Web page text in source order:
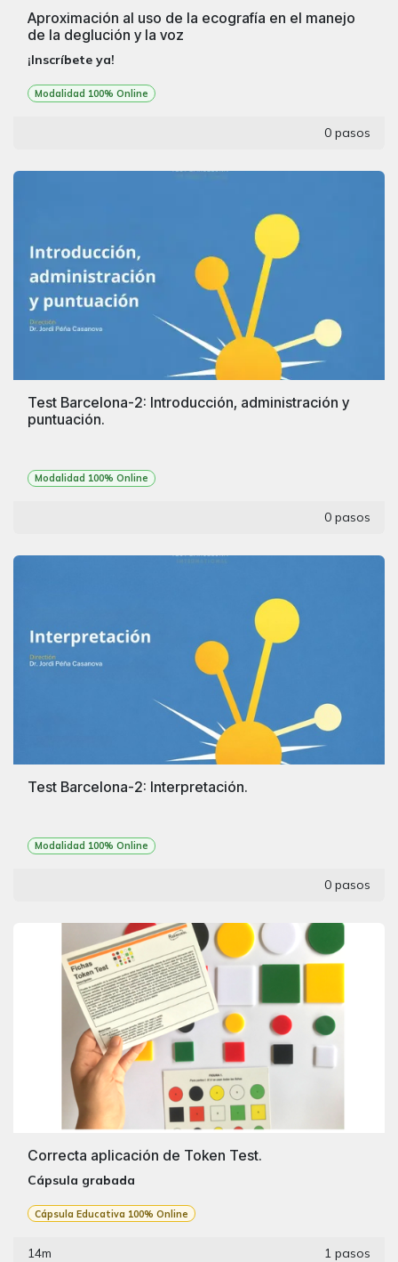
Aproximación al uso de la ecografía en el manejo
de la deglución y la voz
¡Inscríbete ya!
Modalidad 100% Online
0 pasos
Test Barcelona-2: Introducción, administración y
puntuación.
Modalidad 100% Online
0 pasos
Test Barcelona-2: Interpretación.
Modalidad 100% Online
0 pasos
Correcta aplicación de Token Test.
Cápsula grabada
Cápsula Educativa 100% Online
14m 1 pasos